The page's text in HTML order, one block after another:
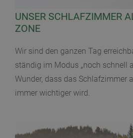
UNSER SCHLAFZIMMER
ZONE
Wir sind den ganzen Tag
ständig im Modus „noch schnell
Wunder, dass das Schlafzimmer
immer wichtiger wird.